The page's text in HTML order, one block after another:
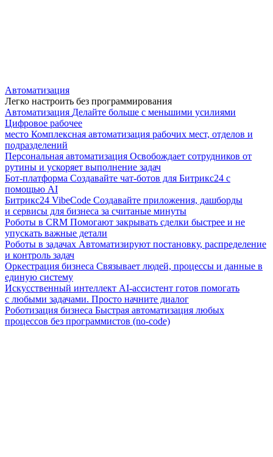
Автоматизация
Легко настроить без программирования
Автоматизация Делайте больше с меньшими усилиями
Цифровое рабочее
место Комплексная автоматизация рабочих мест, отделов и
подразделений
Персональная автоматизация Освобождает сотрудников от
рутины и ускоряет выполнение задач
Бот-платформа Создавайте чат-ботов для Битрикс24 с
помощью AI
Битрикс24 VibeCode Создавайте приложения, дашборды
и сервисы для бизнеса за считаные минуты
Роботы в CRM Помогают закрывать сделки быстрее и не
упускать важные детали
Роботы в задачах Автоматизируют постановку, распределение
и контроль задач
Оркестрация бизнеса Связывает людей, процессы и данные в
единую систему
Искусственный интеллект AI-ассистент готов помогать
с любыми задачами. Просто начните диалог
Роботизация бизнеса Быстрая автоматизация любых
процессов без программистов (no-code)